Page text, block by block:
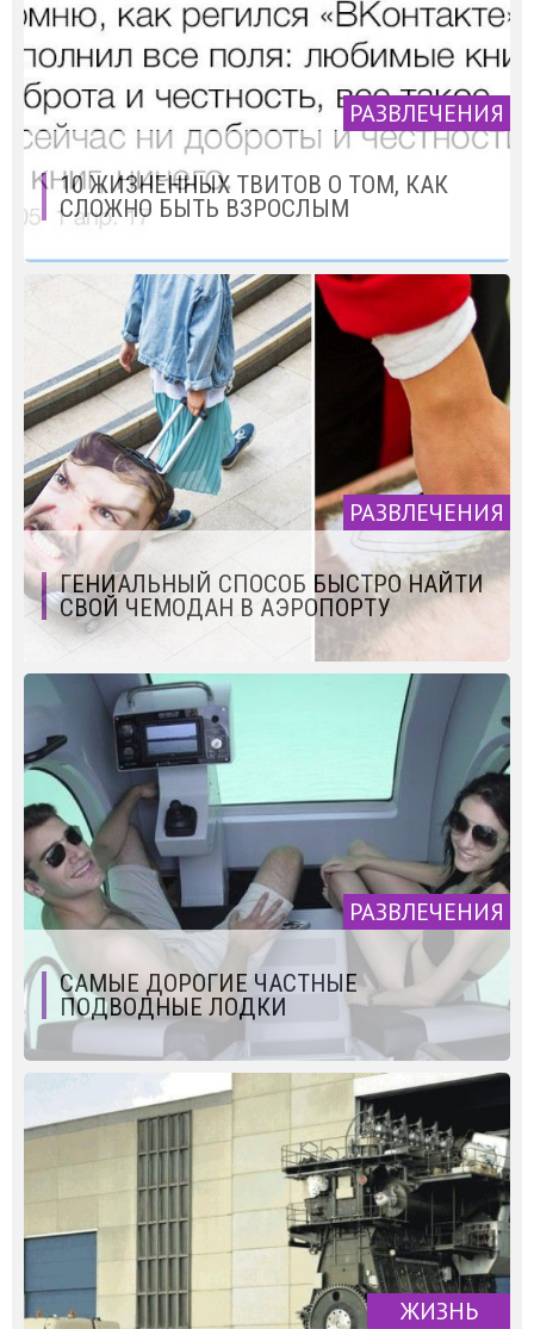
РАЗВЛЕЧЕНИЯ
10 ЖИЗНЕННЫХ ТВИТОВ О ТОМ, КАК
СЛОЖНО БЫТЬ ВЗРОСЛЫМ
РАЗВЛЕЧЕНИЯ
ГЕНИАЛЬНЫЙ СПОСОБ БЫСТРО НАЙТИ
СВОЙ ЧЕМОДАН В АЭРОПОРТУ
РАЗВЛЕЧЕНИЯ
САМЫЕ ДОРОГИЕ ЧАСТНЫЕ
ПОДВОДНЫЕ ЛОДКИ
ЖИЗНЬ